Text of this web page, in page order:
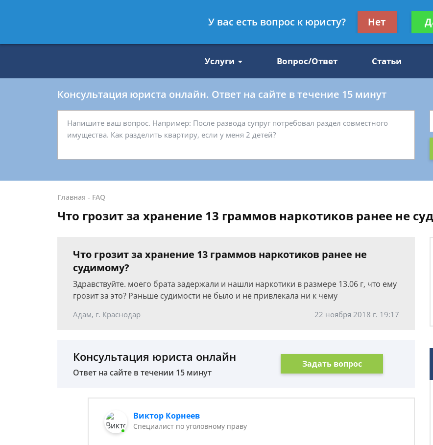
8 812 509-27-47
Получите
Услуги Вопрос/Ответ Статьи
Консультация юриста онлайн. Ответ на сайте в течение 15 минут
Главная - FAQ
Что грозит за хранение 13 граммов наркотиков ранее не
Что грозит за хранение 13 граммов наркотиков ранее не
судимому?
Здравствуйте. моего брата задержали и нашли наркотики в размере 13.06 г, что ему
грозит за это? Раньше судимости не было и не привлекала ни к чему
Адам, г. Краснодар 22 ноября 2018 г. 19:17
Консультация юриста онлайн
Ответ на сайте в течении 15 минут
Задать вопрос
Виктор Корнеев
Cпециалист по уголовному праву
У вас есть вопрос к юристу? Нет